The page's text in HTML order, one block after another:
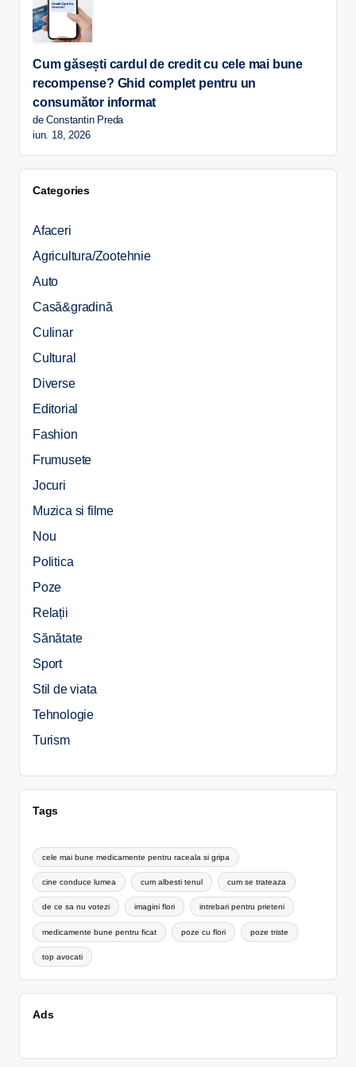
Cum găsești cardul de credit cu cele mai bune
recompense? Ghid complet pentru un
consumător informat
de Constantin Preda
iun. 18, 2026
Categories
Afaceri
Agricultura/Zootehnie
Auto
Casă&gradină
Culinar
Cultural
Diverse
Editorial
Fashion
Frumusete
Jocuri
Muzica si filme
Nou
Politica
Poze
Relații
Sănătate
Sport
Stil de viata
Tehnologie
Turism
Tags
cele mai bune medicamente pentru raceala si gripa
cine conduce lumea cum albesti tenul cum se trateaza
de ce sa nu votezi imagini flori intrebari pentru prieteni
medicamente bune pentru ficat poze cu flori poze triste
top avocati
Ads